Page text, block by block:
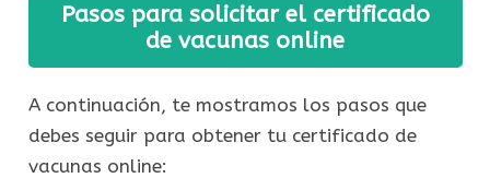
Pasos para solicitar el certificado
de vacunas online
A continuación, te mostramos los pasos que
debes seguir para obtener tu certificado de
vacunas online: